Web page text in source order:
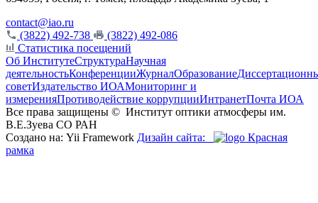
contact@iao.ru
(3822) 492-738
(3822) 492-086
Статистика посещений
Об ИнститутеСтруктураНаучная
деятельностьКонференцииЖурналОбразование
советИздательство ИОАМониторинг и
измеренияПротиводействие коррупцииИнтранетПочта ИОА
Все права защищены © Институт оптики атмосферы им.
В.Е.Зуева СО РАН
Создано на: Yii Framework Дизайн сайта:
Красная
рамка